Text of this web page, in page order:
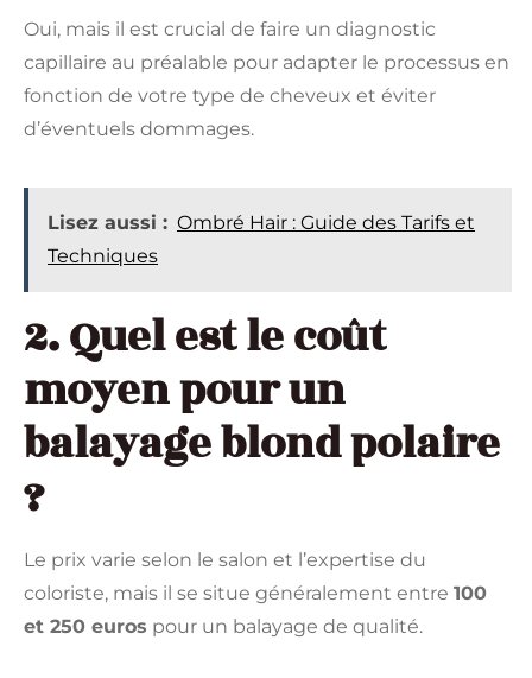
Oui, mais il est crucial de faire un diagnostic
capillaire au préalable pour adapter le processus en
fonction de votre type de cheveux et éviter
d’éventuels dommages.
Lisez aussi : Ombré Hair : Guide des Tarifs et
Techniques
2. Quel est le coût
moyen pour un
balayage blond polaire
?
Le prix varie selon le salon et l’expertise du
coloriste, mais il se situe généralement entre 100
et 250 euros pour un balayage de qualité.